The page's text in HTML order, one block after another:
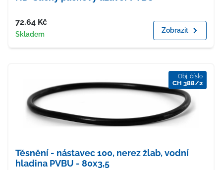
Cena
72.64 Kč
Dostupnost
Skladem Zobrazit
Obj. číslo
CH 388/2
Těsnění - nástavec 100, nerez žlab, vodní
hladina PVBU - 80x3,5